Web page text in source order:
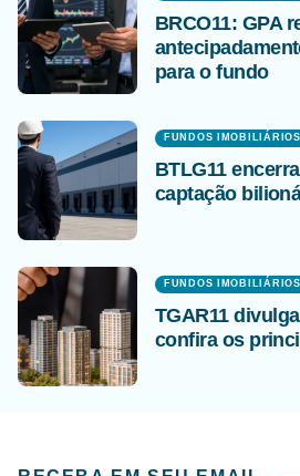
BRCO11: GPA
para o fundo
FUNDOS IMOBILIÁRIOS
BTLG11
captação
FUNDOS IMOBILIÁRIOS
TGAR11
confira os